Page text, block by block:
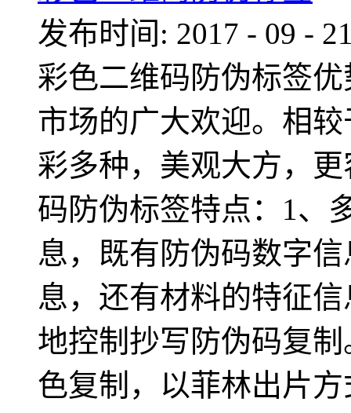
发布时间: 2017 - 09 -
彩色二维码防伪标签
市场的广大欢迎。相
彩多种，美观大方，
码防伪标签特点：1、
息，既有防伪码数字
息，还有材料的特征
地控制抄写防伪码复
色复制，以菲林出片